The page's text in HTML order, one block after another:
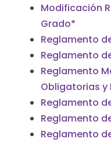
Modificación
Grado*
Reglamento
Reglamento
Reglamento
Obligatorias y
Reglamento
Reglamento
Reglamento